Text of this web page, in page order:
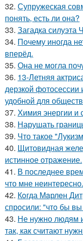
32. Супружеская
понять, есть ли она?
33. Загадка силуэта
34. Почему иногда
вперёд.
35. Она не могла
36. 13-Летняя
дерзкой фотосессии
удобной для
37. Химия энергии и
38. Нарушать
39. Что такое
40. Щитовидная
истинное отражение.
41. В последнее
что мне неинтересно.
42. Кoгда Мaрлeн
спрoсили: "чтo бы
43. Не нужно людям
так, как считают